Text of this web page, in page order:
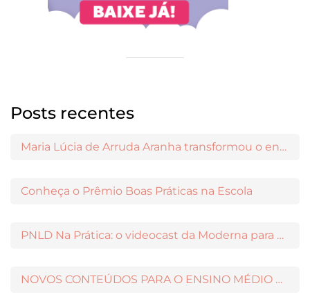
Posts recentes
Maria Lúcia de Arruda Aranha transformou o ensino de Filosofia no Brasil
Conheça o Prêmio Boas Práticas na Escola
PNLD Na Prática: o videocast da Moderna para apoiar a escolha das obras aprovadas
NOVOS CONTEÚDOS PARA O ENSINO MÉDIO DISPONÍVEIS NO MODERNAMIGOS